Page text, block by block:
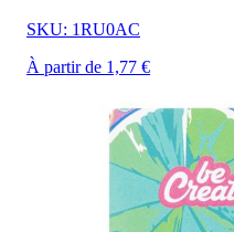
SKU: 1RU0AC
À partir de 1,77 €